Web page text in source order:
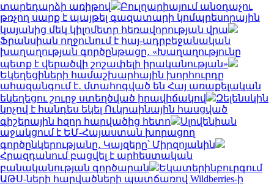
տարեդարձի առիթով
Բուլղարիայում անօդաչու
թռչող սարք է պայթել գազատարի կոմպրեսորային
կայանից մեկ կիլոմետր հեռավորության վրա
Ֆրանսիան ողջունում է հայ-ադրբեջանական
խաղաղության գործընթացը․ «Խաղաղությունը
պետք է վերածվի շոշափելի իրականության»
Եկեղեցիների համաշխարհային խորհուրդը
ահազանգում է․ մտահոգված են Հայ առաքելական
եկեղեցու շուրջ ստեղծված իրավիճակով
Զելենսկին
կոչով է հանդես եկել Ուկրաինային հասցված
գիշերային հզոր հարվածից հետո
Սլովենիան
աջակցում է ԵՄ-Հայաստան խորացող
գործընկերությանը․ Կայզերը՝ Միրզոյանին
Հրազդանում բացվել է արհեստական
բանականության գործարան
Եկատերինբուրգում
ԱԹՍ-ների հարվածների պատճառով Wildberries-ի